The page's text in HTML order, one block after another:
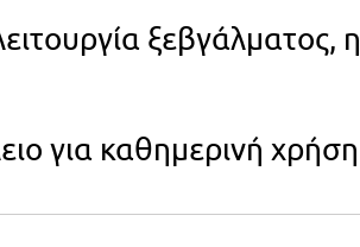
ξεβγάλματος, η
για καθημερινή χρήση